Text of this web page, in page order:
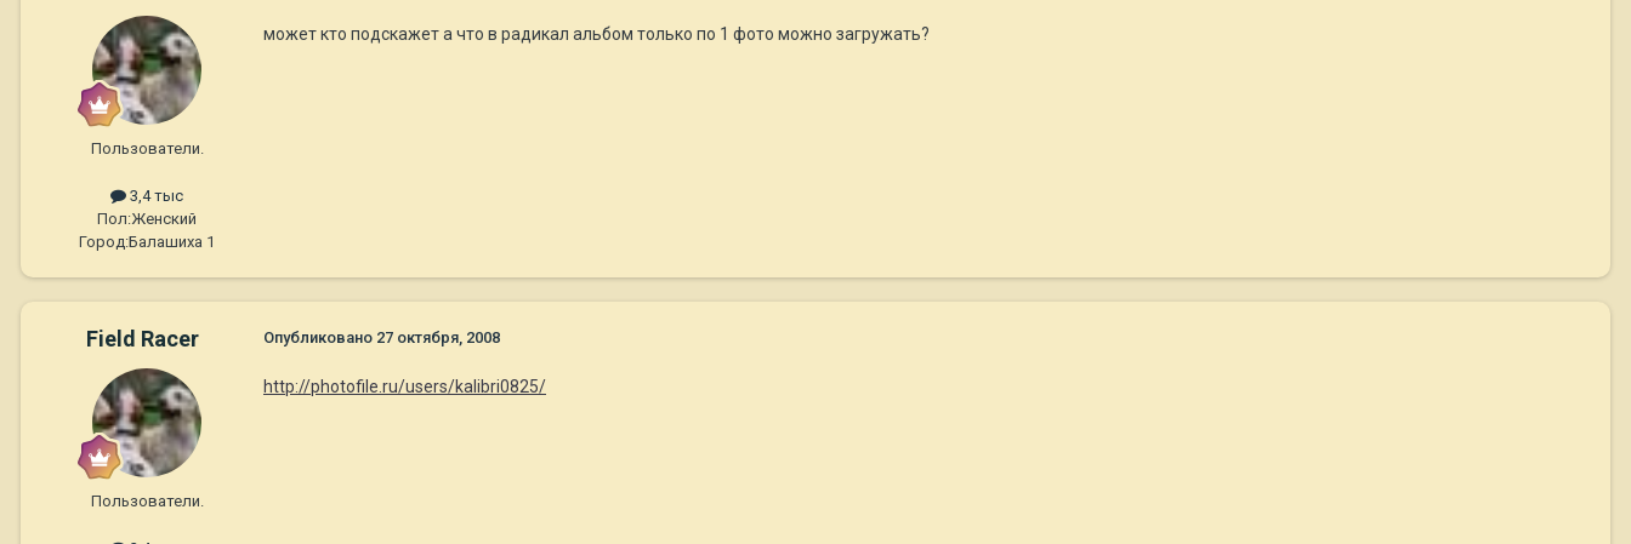
Пользователи.
3,4 тыс
Пол:Женский
Город:Балашиха 1
может кто подскажет а что в радикал альбом только по 1 фото можно загружать?
Field Racer
Пользователи.
Опубликовано 27 октября, 2008
http://photofile.ru/users/kalibri0825/